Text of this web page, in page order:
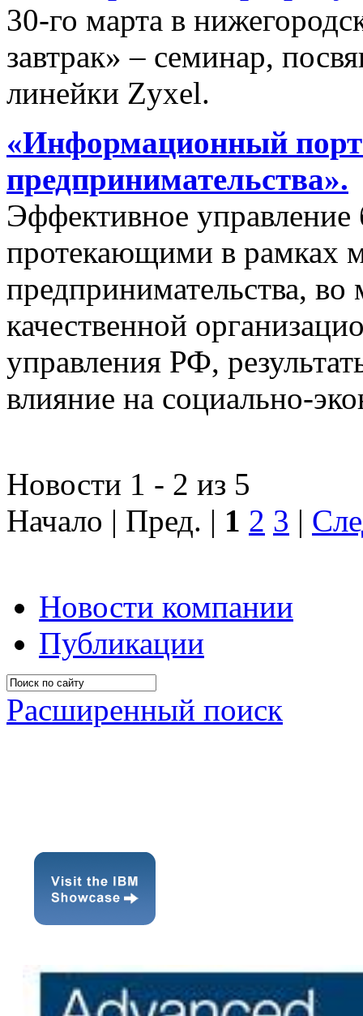
30-го марта в
завтрак» – семинар,
линейки Zyxel.
«Информационный
предпринимательства».
Эффективное управление
протекающими в рамках
предпринимательства,
качественной
управления РФ,
влияние на социально-
Новости 1 - 2 из 5
Начало | Пред. | 1 2 3 |
Новости компании
Публикации
Расширенный поиск